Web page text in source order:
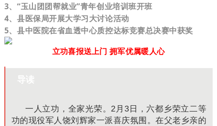
3、“玉山团团帮就业”青年创业培训班开班
4、县医保局开展大学习大讨论活动
5、县中医院在省血透中心质控达标竞赛总决赛中获奖
立功喜报送上门 拥军优属暖人心
导读
一人立功，全家光荣。2月3日，六都乡荣立二等
功的现役军人饶刘辉家一派喜庆氛围。在父老乡亲的